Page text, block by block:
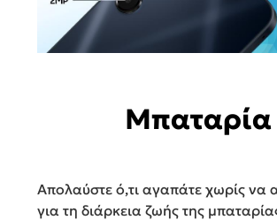
Μπαταρία
Απολαύστε ό,τι αγαπάτε χωρίς να
για τη διάρκεια ζωής της